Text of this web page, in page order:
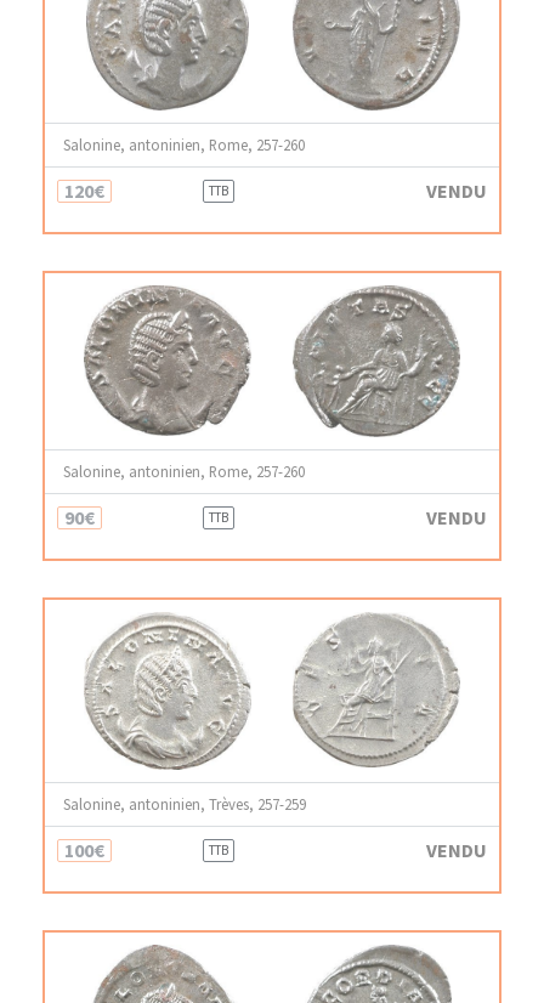
Salonine, antoninien, Rome, 257-260
120€ TTB VENDU
Salonine, antoninien, Rome, 257-260
90€ TTB VENDU
Salonine, antoninien, Trèves, 257-259
100€ TTB VENDU